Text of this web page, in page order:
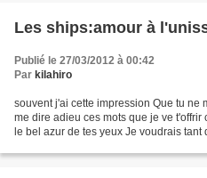
Les ships:amour à
Publié le 27/03/2012 à 00:42
Par kilahiro
souvent j'ai cette impression Que tu ne
me dire adieu ces mots que je ve
le bel azur de tes yeux Je voudrais